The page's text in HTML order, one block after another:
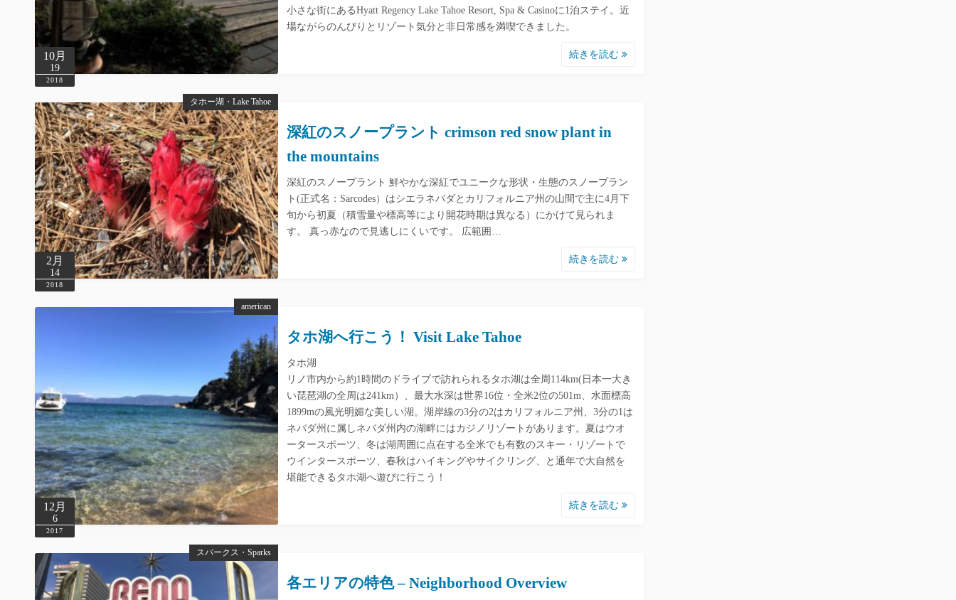
10月
19
2018
小さな街にあるHyatt Regency Lake Tahoe Resort, Spa & Casinoに1泊ステイ。近
場ながらのんびりとリゾート気分と非日常感を満喫できました。
続きを読む
タホー湖・Lake Tahoe
2月
14
2018
深紅のスノープラント crimson red snow plant in
the mountains
深紅のスノープラント 鮮やかな深紅でユニークな形状・生態のスノープラン
ト(正式名：Sarcodes）はシエラネバダとカリフォルニア州の山間で主に4月下
旬から初夏（積雪量や標高等により開花時期は異なる）にかけて見られま
す。 真っ赤なので見逃しにくいです。 広範囲…
続きを読む
american
12月
6
2017
タホ湖へ行こう！ Visit Lake Tahoe
タホ湖
リノ市内から約1時間のドライブで訪れられるタホ湖は全周114km(日本一大き
い琵琶湖の全周は241km）、最大水深は世界16位・全米2位の501m、水面標高
1899mの風光明媚な美しい湖。湖岸線の3分の2はカリフォルニア州、3分の1は
ネバダ州に属しネバダ州内の湖畔にはカジノリゾートがあります。夏はウオ
ータースポーツ、冬は湖周囲に点在する全米でも有数のスキー・リゾートで
ウインタースポーツ、春秋はハイキングやサイクリング、と通年で大自然を
堪能できるタホ湖へ遊びに行こう！
続きを読む
スパークス・Sparks
各エリアの特色 – Neighborhood Overview